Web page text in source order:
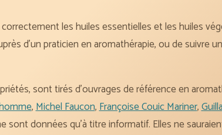
les huiles essentielles et les huiles
d’un praticien en aromathérapie, ou de suivre
sont tirés d’ouvrages de référence en
,Michel Faucon,Françoise Couic Mariner,
données qu’à titre informatif. Elles ne